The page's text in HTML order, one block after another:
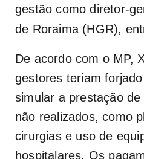
gestão como diretor-
de Roraima (HGR),
De acordo com o MP,
gestores teriam
simular a prestação
não realizados, como
cirurgias e uso de
hospitalares. Os